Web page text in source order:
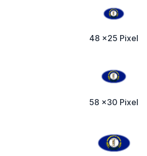
48 x25 Pixel
58 x30 Pixel